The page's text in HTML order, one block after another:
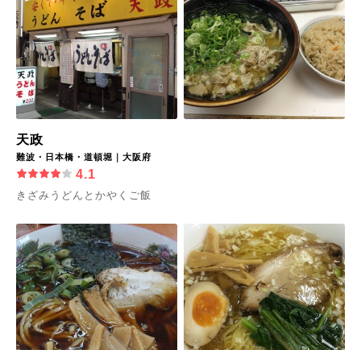
天政
難波・日本橋・道頓堀｜大阪府
4.1
きざみうどんとかやくご飯